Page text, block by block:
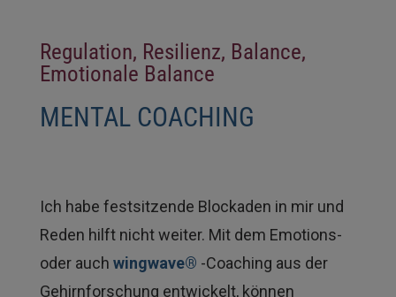
Regulation, Resilienz, Balance,
Emotionale Balance
MENTAL COACHING
Ich habe festsitzende Blockaden in mir und
Reden hilft nicht weiter. Mit dem Emotions-
oder auch wingwave® -Coaching aus der
Gehirnforschung entwickelt, können